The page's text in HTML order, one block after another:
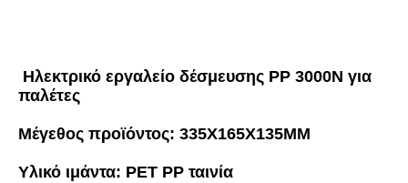
Ηλεκτρικό εργαλείο δέσμευσης PP 3000N για
παλέτες
Μέγεθος προϊόντος: 335X165X135MM
Υλικό ιμάντα: PET PP ταινία